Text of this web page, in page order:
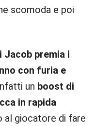
scomoda e poi
Jacob premia i
con furia e
un boost di
in rapida
al giocatore di fare